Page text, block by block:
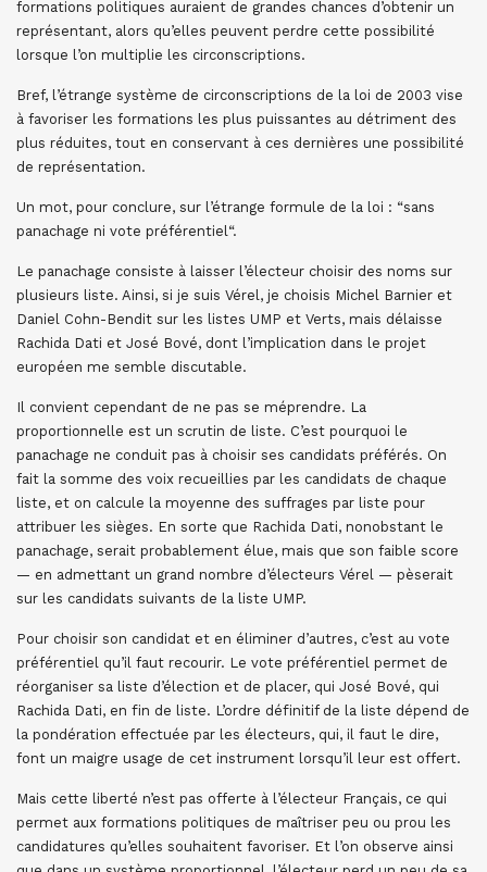
formations politiques auraient de grandes chances d’obtenir un
représentant, alors qu’elles peuvent perdre cette possibilité
lorsque l’on multiplie les circonscriptions.
Bref, l’étrange système de circonscriptions de la loi de 2003 vise
à favoriser les formations les plus puissantes au détriment des
plus réduites, tout en conservant à ces dernières une possibilité
de représentation.
Un mot, pour conclure, sur l’étrange formule de la loi : “sans
panachage ni vote préférentiel“.
Le panachage consiste à laisser l’électeur choisir des noms sur
plusieurs liste. Ainsi, si je suis Vérel, je choisis Michel Barnier et
Daniel Cohn-Bendit sur les listes UMP et Verts, mais délaisse
Rachida Dati et José Bové, dont l’implication dans le projet
européen me semble discutable.
Il convient cependant de ne pas se méprendre. La
proportionnelle est un scrutin de liste. C’est pourquoi le
panachage ne conduit pas à choisir ses candidats préférés. On
fait la somme des voix recueillies par les candidats de chaque
liste, et on calcule la moyenne des suffrages par liste pour
attribuer les sièges. En sorte que Rachida Dati, nonobstant le
panachage, serait probablement élue, mais que son faible score
— en admettant un grand nombre d’électeurs Vérel — pèserait
sur les candidats suivants de la liste UMP.
Pour choisir son candidat et en éliminer d’autres, c’est au vote
préférentiel qu’il faut recourir. Le vote préférentiel permet de
réorganiser sa liste d’élection et de placer, qui José Bové, qui
Rachida Dati, en fin de liste. L’ordre définitif de la liste dépend de
la pondération effectuée par les électeurs, qui, il faut le dire,
font un maigre usage de cet instrument lorsqu’il leur est offert.
Mais cette liberté n’est pas offerte à l’électeur Français, ce qui
permet aux formations politiques de maîtriser peu ou prou les
candidatures qu’elles souhaitent favoriser. Et l’on observe ainsi